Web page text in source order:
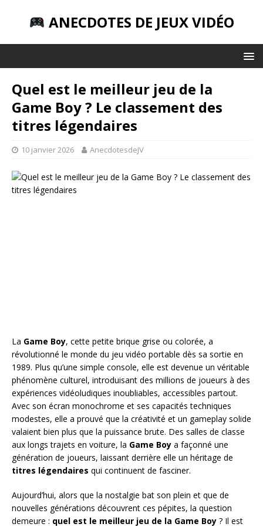
ANECDOTES DE JEUX VIDÉO
Quel est le meilleur jeu de la
Game Boy ? Le classement des
titres légendaires
10 janvier 2026 AnecdotesdeJV
La Game Boy, cette petite brique grise ou colorée, a
révolutionné le monde du jeu vidéo portable dès sa sortie en
1989. Plus qu’une simple console, elle est devenue un véritable
phénomène culturel, introduisant des millions de joueurs à des
expériences vidéoludiques inoubliables, accessibles partout.
Avec son écran monochrome et ses capacités techniques
modestes, elle a prouvé que la créativité et un gameplay solide
valaient bien plus que la puissance brute. Des salles de classe
aux longs trajets en voiture, la Game Boy a façonné une
génération de joueurs, laissant derrière elle un héritage de
titres légendaires qui continuent de fasciner.
Aujourd’hui, alors que la nostalgie bat son plein et que de
nouvelles générations découvrent ces pépites, la question
demeure : quel est le meilleur jeu de la Game Boy ? Il est